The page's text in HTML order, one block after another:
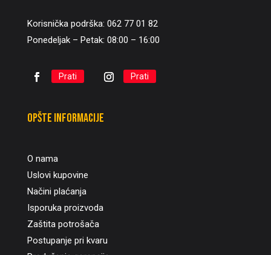
Korisnička podrška: 062 77 01 82
Ponedeljak – Petak: 08:00 – 16:00
Prati Prati
Opšte informacije
O nama
Uslovi kupovine
Načini plaćanja
Isporuka proizvoda
Zaštita potrošača
Postupanje pri kvaru